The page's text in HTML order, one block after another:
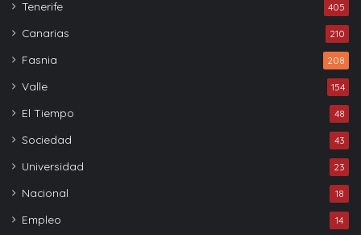
Tenerife 405
Canarias 210
Fasnia 208
Valle 154
El Tiempo 48
Sociedad 43
Universidad 23
Nacional 18
Empleo 14